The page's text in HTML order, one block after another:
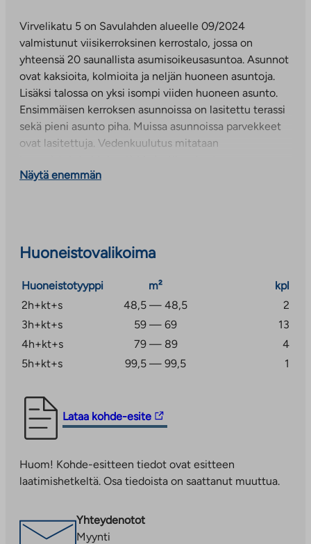
Virvelikatu 5 on Savulahden alueelle 09/2024
valmistunut viisikerroksinen kerrostalo, jossa on
yhteensä 20 saunallista asumisoikeusasuntoa. Asunnot
ovat kaksioita, kolmioita ja neljän huoneen asuntoja.
Lisäksi talossa on yksi isompi viiden huoneen asunto.
Ensimmäisen kerroksen asunnoissa on lasitettu terassi
sekä pieni asunto piha. Muissa asunnoissa parvekkeet
ovat lasitettuja. Vedenkuulutus mitataan
henkilölukuun perustuva vesimaksuennakko joka
kerroksessa. Näiden lisäksi asukkaiden käytössä on
Autopaikkoja on yhteensä 26 kpl, joista osa on
katospaikkoja ja osa avopaikkoja. Savulahden alueelta
on Jyväskylän keskustaan matkaa noin 7 kilometriä.
Palokankeskuksen kattavat palvelut ovat
Laajavuoren ulkoilumahdollisuudet ovat noin 2,5
sijaitsee näköetäisyydellä Ruokkeentien toisella
puolella. Kohteessa on kiinteistölaajakaista, jonka
perusnopeus 50 Mbit/s sisältyy vuokraan.
Näytä enemmän
Huoneistovalikoima
Huoneistotyyppi m²
kpl
2h+kt+s
48,5 — 48,5
2
3h+kt+s
59 — 69
13
4h+kt+s
79 — 89
4
5h+kt+s
99,5 — 99,5 1
Lataa kohde-esite
Linkki
vie
palveluun.
Linkki
uuteen
välilehteen
Huom! Kohde-esitteen tiedot ovat esitteen
laatimishetkeltä. Osa tiedoista on saattanut muuttua.
Yhteydenotot
Myynti